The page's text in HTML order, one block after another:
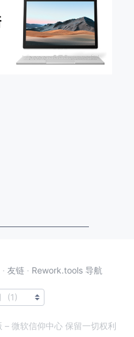
· 友链 · Rework.tools 导航
微软信仰中心 保留一切权利